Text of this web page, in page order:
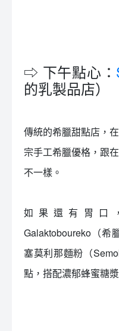
的乳製品店）
宗手工希臘優格，跟
不一樣。
Galaktoboureko（希
塞莫利那麵粉（
點，搭配濃郁蜂蜜糖